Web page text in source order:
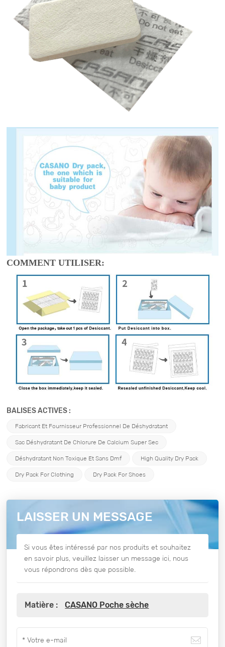
COMMENT UTILISER:
BALISES ACTIVES :
Fabricant Et Fournisseur Professionnel De Déshydratant
Sac Déshydratant De Chlorure De Calcium Super Sec
Déshydratant Non Toxique Et Sans Dmf High Quality Dry Pack
Dry Pack For Clothing Dry Pack For Shoes
LAISSER UN MESSAGE
Si vous êtes intéressé par nos produits et souhaitez
en savoir plus, veuillez laisser un message ici, nous
vous répondrons dès que possible.
Matière : CASANO Poche sèche